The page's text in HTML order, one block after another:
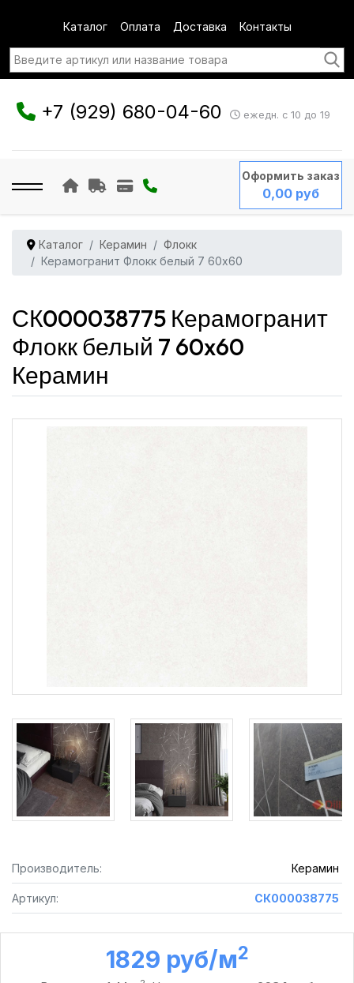
Каталог Оплата Доставка Контакты
+7 (929) 680-04-60 ежедн. с 10 до 19
Оформить заказ
0,00 руб
Каталог Керамин
Флокк
Керамогранит Флокк белый 7 60x60
СК000038775 Керамогранит
Флокк белый 7 60x60
Керамин
Производитель: Керамин
Артикул: СК000038775
1829 руб /м2